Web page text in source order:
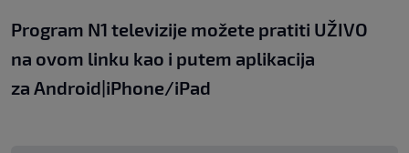
Program N1 televizije možete pratiti UŽIVO
na ovom linku kao i putem aplikacija
za Android|iPhone/iPad